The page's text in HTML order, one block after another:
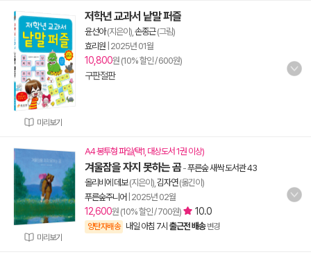
미리보기
저학년 교과서 낱말 퍼즐
윤선아(지은이), 손종근(그림)
효리원 2025년 01월
10,800원 (10% 할인 / 600원)
구판절판
미리보기
A4 봉투형 파일(택1, 대상도서 1권 이상)
겨울잠을 자지 못하는 곰 -푸른숲 새싹 도서관 43
올리비에 데보(지은이), 김자연(옮긴이)
푸른숲주니어 2025년 02월
12,600원 (10% 할인 / 700원) 10.0
양탄자배송 내일 아침 7시 출근전 배송 변경